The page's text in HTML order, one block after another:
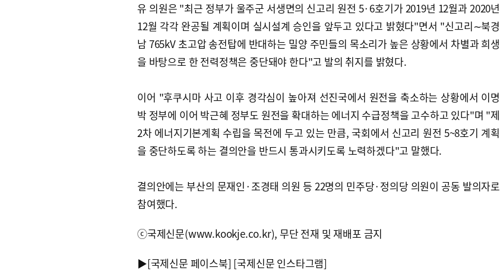
유 의원은 "최근 정부가 울주군 서생면의 신고리 원전 5·6호기가 2019년 12월과 2020년
12월 각각 완공될 계획이며 실시설계 승인을 앞두고 있다고 밝혔다"면서 "신고리∼북경
남 765kV 초고압 송전탑에 반대하는 밀양 주민들의 목소리가 높은 상황에서 차별과 희생
을 바탕으로 한 전력정책은 중단돼야 한다"고 발의 취지를 밝혔다.
이어 "후쿠시마 사고 이후 경각심이 높아져 선진국에서 원전을 축소하는 상황에서 이명
박 정부에 이어 박근혜 정부도 원전을 확대하는 에너지 수급정책을 고수하고 있다"며 "제
2차 에너지기본계획 수립을 목전에 두고 있는 만큼, 국회에서 신고리 원전 5~8호기 계획
을 중단하도록 하는 결의안을 반드시 통과시키도록 노력하겠다"고 말했다.
결의안에는 부산의 문재인·조경태 의원 등 22명의 민주당·정의당 의원이 공동 발의자로
참여했다.
ⓒ국제신문(www.kookje.co.kr), 무단 전재 및 재배포 금지
▶[국제신문 페이스북] [국제신문 인스타그램]